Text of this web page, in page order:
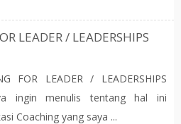
LEADER / LEADERSHIPS
LEADER / LEADERSHIPS
ingin menulis tentang hal ini
Coaching yang saya ...